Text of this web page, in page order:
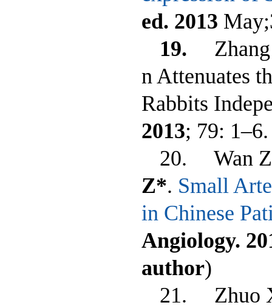
ed. 2013
19.
n Attenuates
Rabbits
2013; 79:
20. Wan
Z*. Small
in Chinese
Angiology.
author)
21. Zhuo